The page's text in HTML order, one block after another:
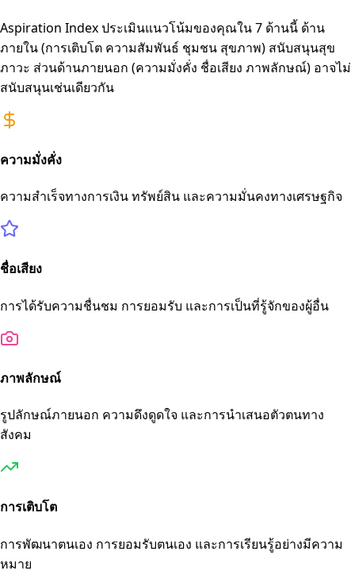
Aspiration Index ประเมินแนวโน้มของคุณใน 7 ด้านนี้ ด้าน
ภายใน (การเติบโต ความสัมพันธ์ ชุมชน สุขภาพ) สนับสนุนสุข
ภาวะ ส่วนด้านภายนอก (ความมั่งคั่ง ชื่อเสียง ภาพลักษณ์) อาจไม่
สนับสนุนเช่นเดียวกัน
ความมั่งคั่ง
ความสำเร็จทางการเงิน ทรัพย์สิน และความมั่นคงทางเศรษฐกิจ
ชื่อเสียง
การได้รับความชื่นชม การยอมรับ และการเป็นที่รู้จักของผู้อื่น
ภาพลักษณ์
รูปลักษณ์ภายนอก ความดึงดูดใจ และการนำเสนอตัวตนทาง
สังคม
การเติบโต
การพัฒนาตนเอง การยอมรับตนเอง และการเรียนรู้อย่างมีความ
หมาย